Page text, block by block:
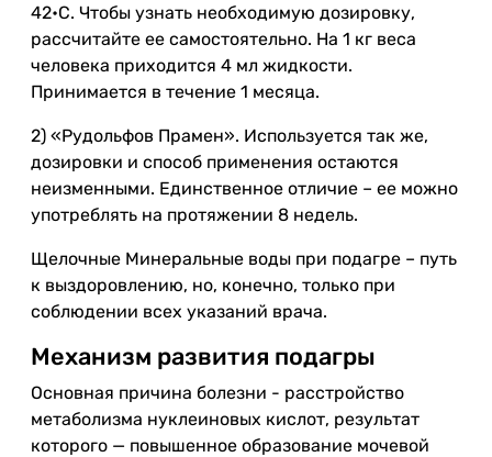
42•С. Чтобы узнать необходимую дозировку,
рассчитайте ее самостоятельно. На 1 кг веса
человека приходится 4 мл жидкости.
Принимается в течение 1 месяца.
2) «Рудольфов Прамен». Используется так же,
дозировки и способ применения остаются
неизменными. Единственное отличие – ее можно
употреблять на протяжении 8 недель.
Щелочные Минеральные воды при подагре – путь
к выздоровлению, но, конечно, только при
соблюдении всех указаний врача.
Механизм развития подагры
Основная причина болезни - расстройство
метаболизма нуклеиновых кислот, результат
которого — повышенное образование мочевой